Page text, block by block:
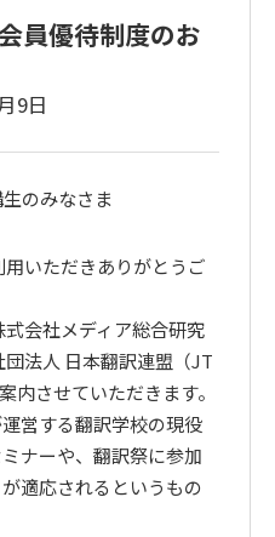
員優待制度のお
9日
のみなさま
いただきありがとうご
会社メディア総合研究
法人 日本翻訳連盟（JT
内させていただきます。
営する翻訳学校の現役
ナーや、翻訳祭に参加
適応されるというもの